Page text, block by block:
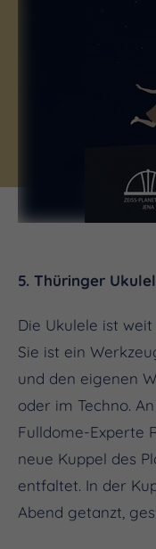
5. Thüringer
Die Ukulele ist
Sie ist ein
und den eigenen
oder im Techno.
Fulldome-Experte
neue Kuppel des
entfaltet. In der
Abend getanzt,